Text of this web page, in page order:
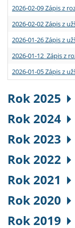
2026-02-09 Zápis z
2026-02-02 Zápis z
2026-01-26 Zápis z
2026-01-12 Zápis z
2026-01-05 Zápis z
Rok 2025
Rok 2024
Rok 2023
Rok 2022
Rok 2021
Rok 2020
Rok 2019